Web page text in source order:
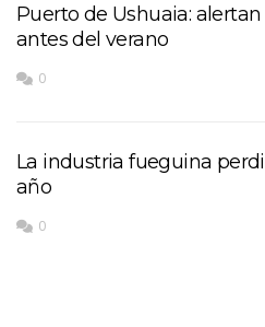
Puerto de Ushuaia:
antes del verano
0
La industria fueguina
año
0